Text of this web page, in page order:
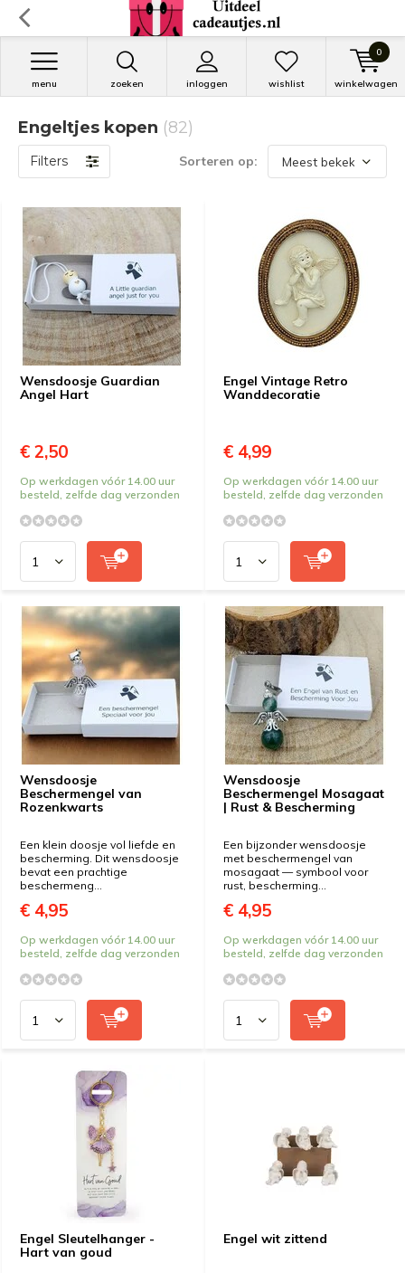
zoeken inloggen
menu wishlist winkelwagen
0
Engeltjes kopen (82)
Filters Sorteren op:
Wensdoosje Guardian
Angel Hart
€ 2,50
Op werkdagen vóór 14.00 uur
besteld, zelfde dag verzonden
Engel Vintage Retro
Wanddecoratie
€ 4,99
Op werkdagen vóór 14.00 uur
besteld, zelfde dag verzonden
Wensdoosje
Beschermengel van
Rozenkwarts
Een klein doosje vol liefde en
bescherming. Dit wensdoosje
bevat een prachtige
beschermeng...
€ 4,95
Op werkdagen vóór 14.00 uur
besteld, zelfde dag verzonden
Wensdoosje
Beschermengel Mosagaat
| Rust & Bescherming
Een bijzonder wensdoosje
met beschermengel van
mosagaat — symbool voor
rust, bescherming...
€ 4,95
Op werkdagen vóór 14.00 uur
besteld, zelfde dag verzonden
Engel Sleutelhanger -
Hart van goud
Engel wit zittend